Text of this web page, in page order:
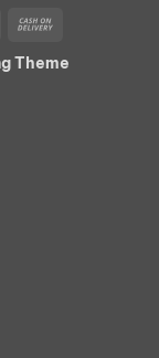
MasterCard
Delivery
Theme